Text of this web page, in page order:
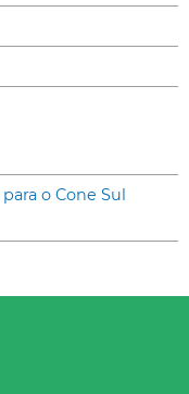
o Cone Sul